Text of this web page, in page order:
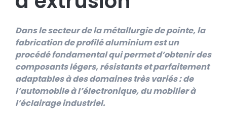
Dans le secteur de la métallurgie de pointe, la
fabrication de profilé aluminium est un
procédé fondamental qui permet d’obtenir des
composants légers, résistants et parfaitement
adaptables à des domaines très variés : de
l’automobile à l’électronique, du mobilier à
l’éclairage industriel.